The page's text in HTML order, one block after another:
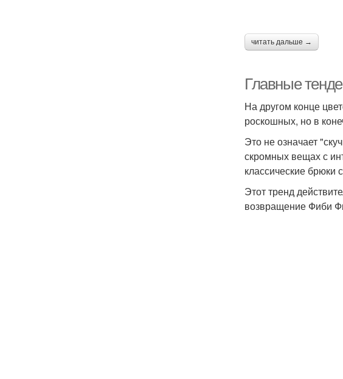
читать дальше →
Главные
На другом конце
роскошных, но в
Это не означает
скромных вещах с
классические брюки
Этот тренд
возвращение Фиби